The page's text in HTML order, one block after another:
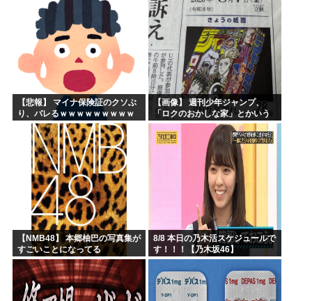
ちいかわのモモンガ、逝く模様
4時だから窓から4回安倍晋三連呼した
【画像】今期の覇権アニメが『天幕シャドウガール』に決まっ...
トランプの支持率低迷中の共和党、中間選挙では「民主党はも...
【悲報】 マイナ保険証のクソぶ
り、バレるｗｗｗｗｗｗｗｗｗ
【画像】 週刊少年ジャンプ、
「ロクのおかしな家」とかいう
微妙な漫画を巻頭カラーにした
せいで100万部切る
【NMB48】 本郷柚巴の写真集が
すごいことになってる
8/8 本日の乃木活スケジュールで
す！！！【乃木坂46】